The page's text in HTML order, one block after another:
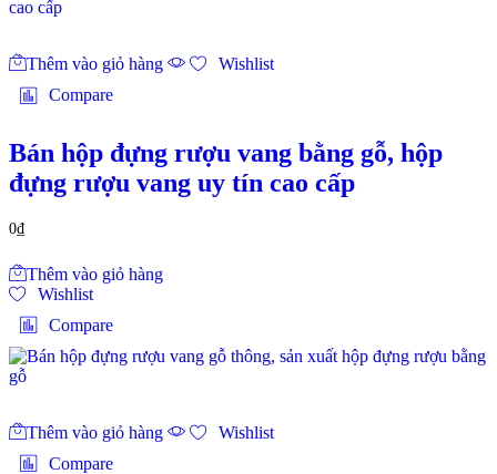
Thêm vào giỏ hàng
Wishlist
Compare
Bán hộp đựng rượu vang bằng gỗ, hộp
đựng rượu vang uy tín cao cấp
0₫
Thêm vào giỏ hàng
Wishlist
Compare
Thêm vào giỏ hàng
Wishlist
Compare